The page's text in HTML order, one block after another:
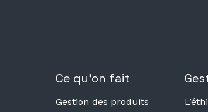
Ce qu’on fait
Gestion des produits